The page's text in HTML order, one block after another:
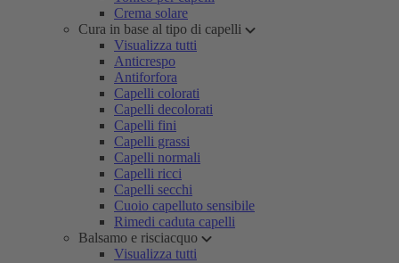
Crema solare
Cura in base al tipo di capelli
Visualizza tutti
Anticrespo
Antiforfora
Capelli colorati
Capelli decolorati
Capelli fini
Capelli grassi
Capelli normali
Capelli ricci
Capelli secchi
Cuoio capelluto sensibile
Rimedi caduta capelli
Balsamo e risciacquo
Visualizza tutti